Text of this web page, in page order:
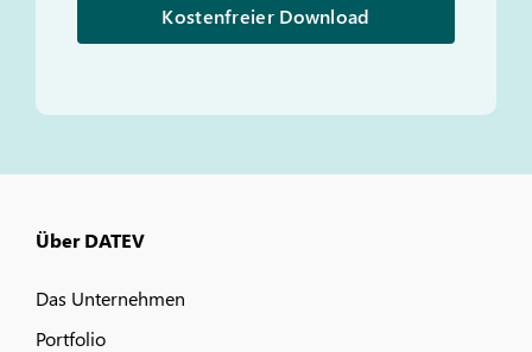
Kostenfreier Download
Über DATEV
Das Unternehmen
Portfolio